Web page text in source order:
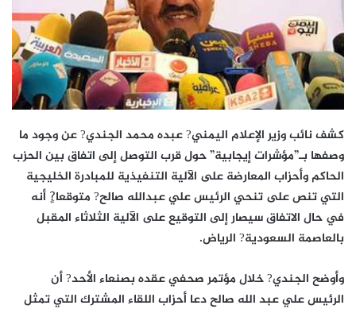
كشف نائب وزير الإعلام اليمني? عبده محمد الجندي? عن وجود ما
وصفها بـ”مؤشرات إيجابية” حول قرب التوصل إلى اتفاق بين الحزب
الحاكم وأحزاب المعارضة على الآلية التنفيذية للمبادرة الخليجية
التي تنص على تنحي الرئيس علي عبدالله صالح? متوقعا?ٍ أنه
في حال الاتفاق سيصار إلى التوقيع على الآلية الثلاثاء المقبل
بالعاصمة السعودية? الرياض.
وأوضح الجندي? خلال مؤتمر صحفي عقده بصنعاء الأحد? أن
الرئيس علي عبد الله صالح دعا أحزاب اللقاء المشترك التي تمثل